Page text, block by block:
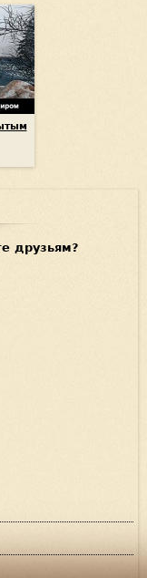
друзьям?